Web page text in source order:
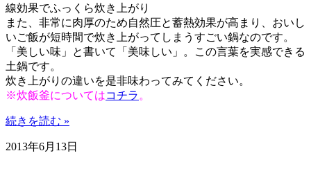
線効果でふっくら炊き上がり
また、非常に肉厚のため自然圧と蓄熱効果が高まり、おいし
いご飯が短時間で炊き上がってしまうすごい鍋なのです。
「美しい味」と書いて「美味しい」。この言葉を実感できる
土鍋です。
炊き上がりの違いを是非味わってみてください。
※炊飯釜についてはコチラ 。
続きを読む »
2013年6月13日